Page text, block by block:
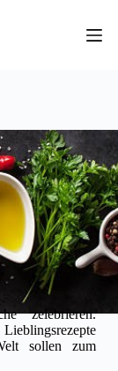
zelebrieren.
Lieblingsrezepte
sollen zum